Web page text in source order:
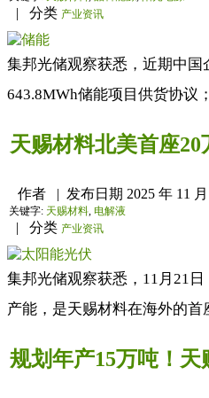
| 分类 产业资讯
集邦光储观察获悉，近期中
643.8MWh储能项目供货协议
天赐材料北美首座
作者 | 发布日期 2025 年 11
关键字: 天赐材料, 电解液
| 分类 产业资讯
集邦光储观察获悉，11月21
产能，是天赐材料在海外的
规划年产15万吨！